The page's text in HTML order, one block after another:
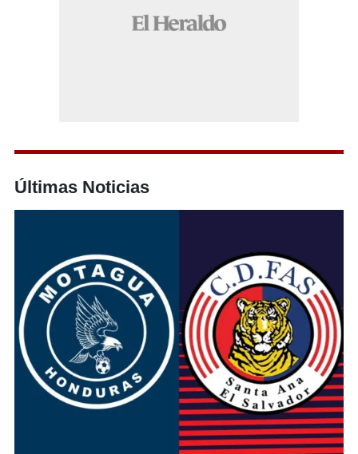
Últimas Noticias